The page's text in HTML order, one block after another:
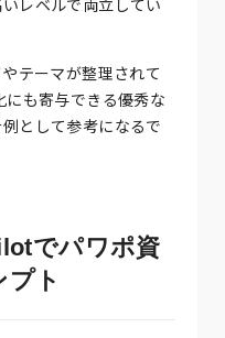
テーマが整理されて
も寄与できる優秀な
として参考になるで
でパワポ資
ト